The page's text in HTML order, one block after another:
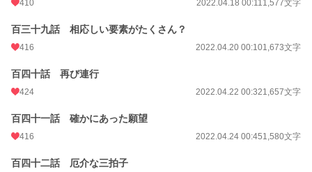
410 2022.04.18 00:111,577文字
百三十九話 相応しい要素がたくさん？
416 2022.04.20 00:101,673文字
百四十話 再び連行
424 2022.04.22 00:321,657文字
百四十一話 確かにあった願望
416 2022.04.24 00:451,580文字
百四十二話 厄介な三拍子